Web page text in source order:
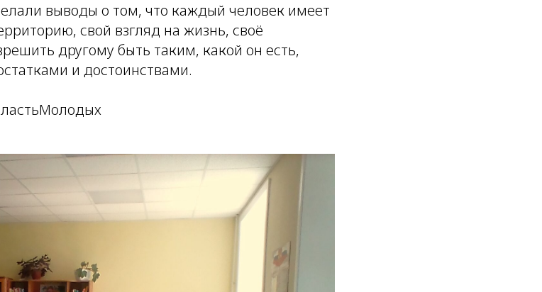
выводы о том, что каждый человек имеет
свой взгляд на жизнь, своё
другому быть таким, какой он есть,
и достоинствами.